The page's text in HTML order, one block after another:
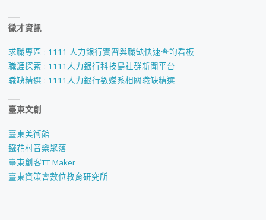
徵才資訊
求職專區 : 1111 人力銀行實習與職缺快速查詢看板
職涯探索 : 1111人力銀行科技島社群新聞平台
職缺精選 : 1111人力銀行數媒系相關職缺精選
臺東文創
臺東美術館
鐵花村音樂聚落
臺東創客TT Maker
臺東資策會數位教育研究所